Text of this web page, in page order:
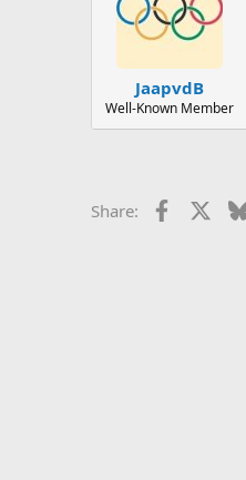
JaapvdB
Well-Known Member
Share: Facebook